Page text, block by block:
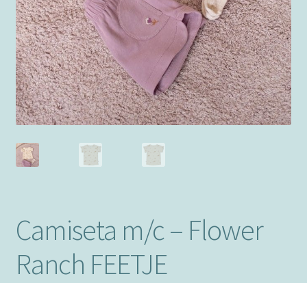
Camiseta m/c – Flower
Ranch FEETJE